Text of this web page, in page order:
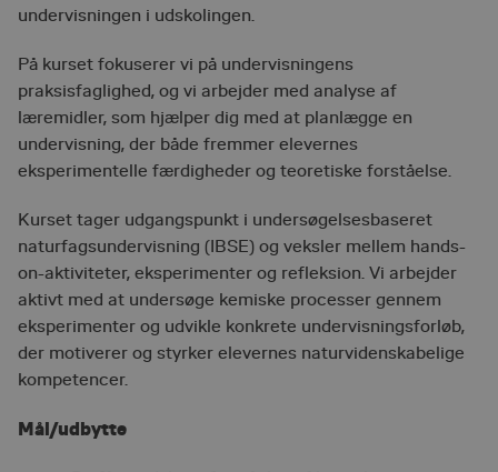
undervisningen i udskolingen.
På kurset fokuserer vi på undervisningens
praksisfaglighed, og vi arbejder med analyse af
læremidler, som hjælper dig med at planlægge en
undervisning, der både fremmer elevernes
eksperimentelle færdigheder og teoretiske forståelse.
Kurset tager udgangspunkt i undersøgelsesbaseret
naturfagsundervisning (IBSE) og veksler mellem hands-
on-aktiviteter, eksperimenter og refleksion. Vi arbejder
aktivt med at undersøge kemiske processer gennem
eksperimenter og udvikle konkrete undervisningsforløb,
der motiverer og styrker elevernes naturvidenskabelige
kompetencer.
Mål/udbytte